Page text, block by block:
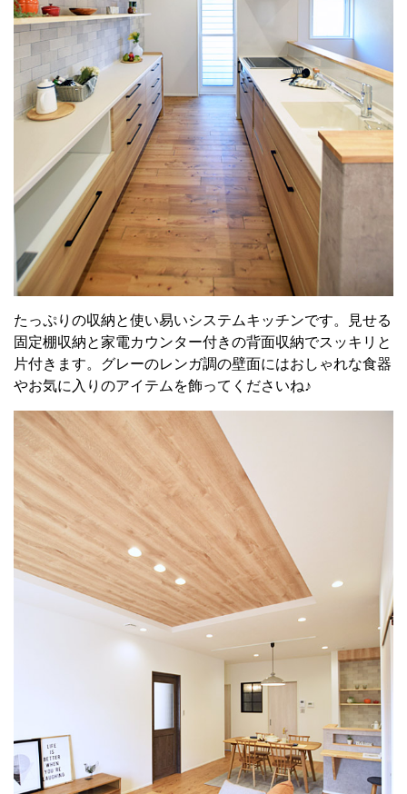
たっぷりの収納と使い易いシステムキッチンです。見せる
固定棚収納と家電カウンター付きの背面収納でスッキリと
片付きます。グレーのレンガ調の壁面にはおしゃれな食器
やお気に入りのアイテムを飾ってくださいね♪